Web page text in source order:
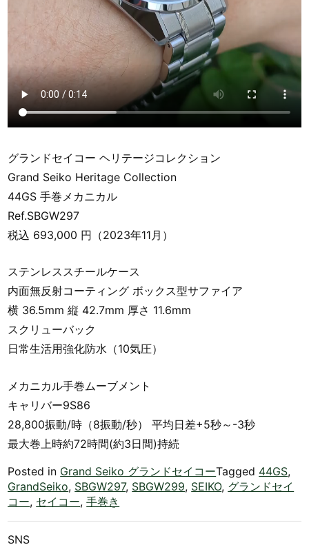
グランドセイコー ヘリテージコレクション
Grand Seiko Heritage Collection
44GS 手巻メカニカル
Ref.SBGW297
税込 693,000 円（2023年11月）
ステンレススチールケース
内面無反射コーティング ボックス型サファイア
横 36.5mm 縦 42.7mm 厚さ 11.6mm
スクリューバック
日常生活用強化防水（10気圧）
メカニカル手巻ムーブメント
キャリバー9S86
28,800振動/時（8振動/秒） 平均日差+5秒～-3秒
最大巻上時約72時間(約3日間)持続
Posted in Grand Seiko グランドセイコーTagged 44GS,
GrandSeiko, SBGW297, SBGW299, SEIKO, グランドセイ
コー, セイコー,手巻き
SNS